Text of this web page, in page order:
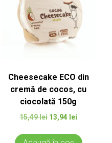
Cheesecake ECO din
cremă de cocos, cu
ciocolată 150g
15,49lei Prețul
13,94 lei
este: